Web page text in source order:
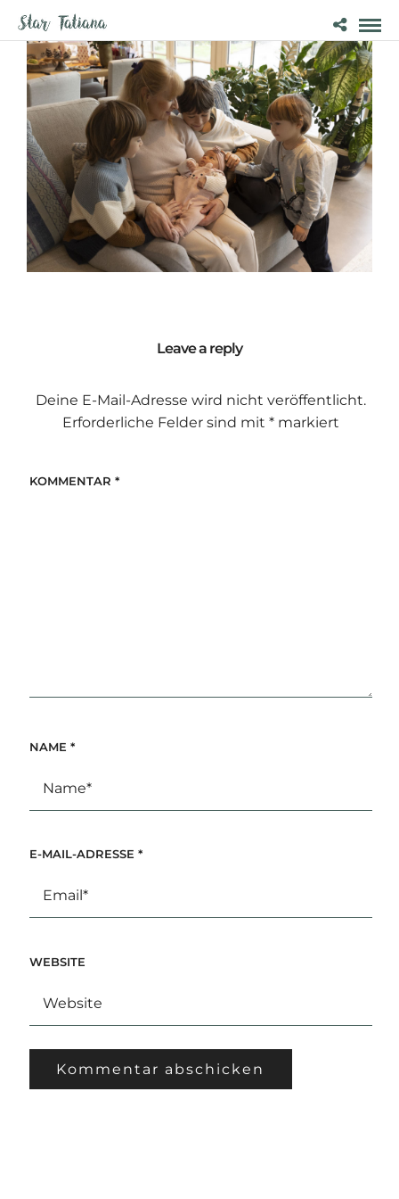
Leave a reply
Deine E-Mail-Adresse wird nicht veröffentlicht.
Erforderliche Felder sind mit *markiert
KOMMENTAR *
NAME *
E-MAIL-ADRESSE *
WEBSITE